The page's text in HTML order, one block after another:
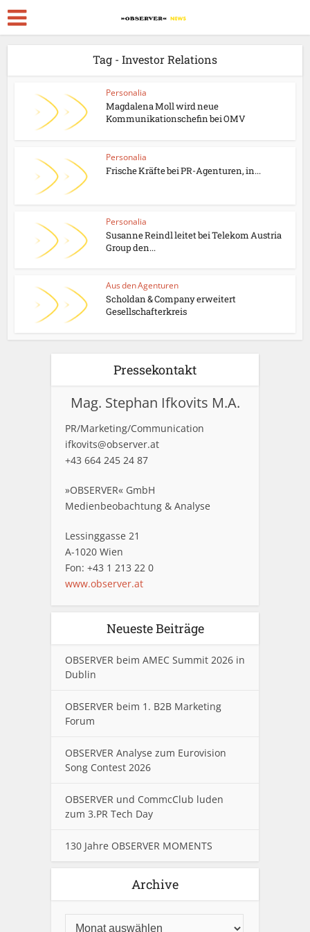
Tag - Investor Relations
Personalia
Magdalena Moll wird neue
Kommunikationschefin bei OMV
Personalia
Frische Kräfte bei PR-Agenturen, in...
Personalia
Susanne Reindl leitet bei Telekom Austria
Group den...
Aus den Agenturen
Scholdan & Company erweitert
Gesellschafterkreis
Pressekontakt
Mag. Stephan Ifkovits M.A.
PR/Marketing/Communication
ifkovits@observer.at
+43 664 245 24 87
»OBSERVER« GmbH
Medienbeobachtung & Analyse
Lessinggasse 21
A-1020 Wien
Fon: +43 1 213 22 0
www.observer.at
Neueste Beiträge
OBSERVER beim AMEC Summit 2026 in
Dublin
OBSERVER beim 1. B2B Marketing
Forum
OBSERVER Analyse zum Eurovision
Song Contest 2026
OBSERVER und CommcClub luden
zum 3.PR Tech Day
130 Jahre OBSERVER MOMENTS
Archive